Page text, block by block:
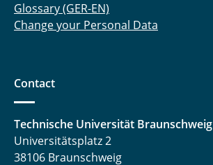
Glossary (GER-EN)
Change your Personal Data
Contact
Technische Universität Braunschweig
Universitätsplatz 2
38106 Braunschweig